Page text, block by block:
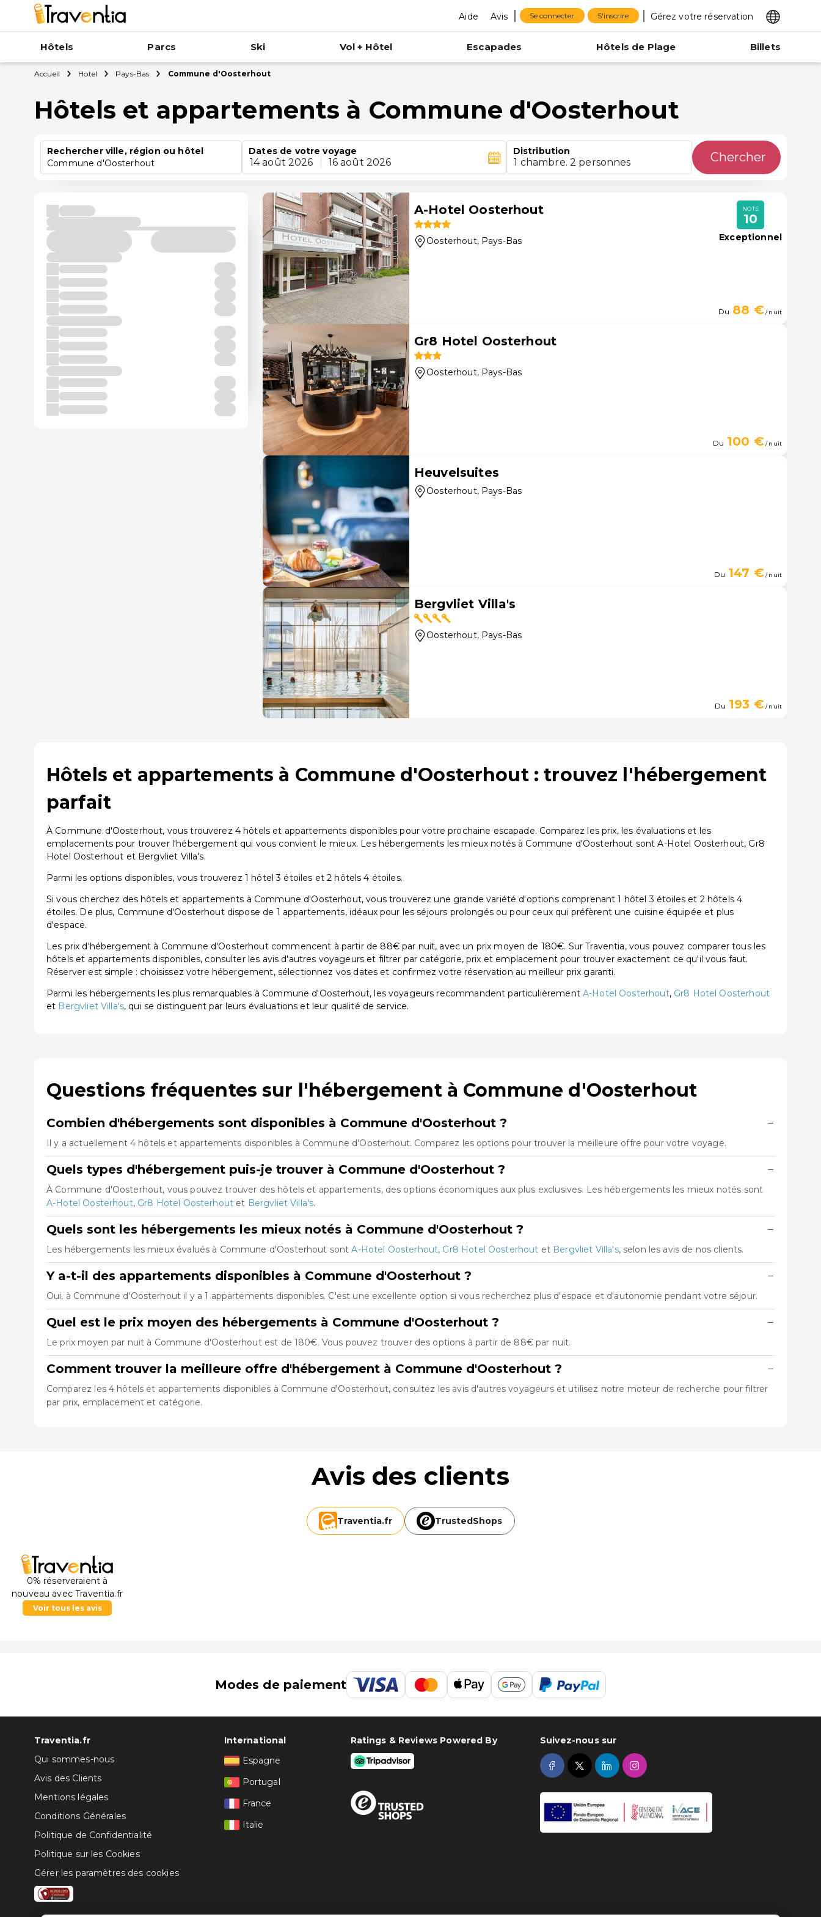
Aide Avis Se connecter S'inscrire Gérez votre réservation
Hôtels Parcs Ski Vol + Hôtel Escapades Hôtels de Plage Billets
Accueil Hotel Pays-Bas Commune d'Oosterhout
Hôtels et appartements à Commune d'Oosterhout
Rechercher ville, région ou hôtel
Commune d'Oosterhout
Dates de votre voyage
14 août 2026 16 août 2026
Distribution
1 chambre. 2 personnes Chercher
A-Hotel Oosterhout
Oosterhout, Pays-Bas
NOTE
10
Exceptionnel
Du 88 €/ nuit
Gr8 Hotel Oosterhout
Oosterhout, Pays-Bas
Du 100 €/ nuit
Heuvelsuites
Oosterhout, Pays-Bas
Du 147 €/ nuit
Bergvliet Villa's
Oosterhout, Pays-Bas
Du 193 €/ nuit
Hôtels et appartements à Commune d'Oosterhout : trouvez l'hébergement
parfait
À Commune d'Oosterhout, vous trouverez 4 hôtels et appartements disponibles pour votre prochaine escapade. Comparez les prix, les évaluations et les
emplacements pour trouver l'hébergement qui vous convient le mieux. Les hébergements les mieux notés à Commune d'Oosterhout sont A-Hotel Oosterhout, Gr8
Hotel Oosterhout et Bergvliet Villa's.
Parmi les options disponibles, vous trouverez 1 hôtel 3 étoiles et 2 hôtels 4 étoiles.
Si vous cherchez des hôtels et appartements à Commune d'Oosterhout, vous trouverez une grande variété d'options comprenant 1 hôtel 3 étoiles et 2 hôtels 4
étoiles. De plus, Commune d'Oosterhout dispose de 1 appartements, idéaux pour les séjours prolongés ou pour ceux qui préfèrent une cuisine équipée et plus
d'espace.
Les prix d'hébergement à Commune d'Oosterhout commencent à partir de 88€ par nuit, avec un prix moyen de 180€. Sur Traventia, vous pouvez comparer tous les
hôtels et appartements disponibles, consulter les avis d'autres voyageurs et filtrer par catégorie, prix et emplacement pour trouver exactement ce qu'il vous faut.
Réserver est simple : choisissez votre hébergement, sélectionnez vos dates et confirmez votre réservation au meilleur prix garanti.
Parmi les hébergements les plus remarquables à Commune d'Oosterhout, les voyageurs recommandent particulièrement A-Hotel Oosterhout, Gr8 Hotel Oosterhout
et Bergvliet Villa's, qui se distinguent par leurs évaluations et leur qualité de service.
Questions fréquentes sur l'hébergement à Commune d'Oosterhout
Combien d'hébergements sont disponibles à Commune d'Oosterhout ? −
Il y a actuellement 4 hôtels et appartements disponibles à Commune d'Oosterhout. Comparez les options pour trouver la meilleure offre pour votre voyage.
Quels types d'hébergement puis-je trouver à Commune d'Oosterhout ? −
À Commune d'Oosterhout, vous pouvez trouver des hôtels et appartements, des options économiques aux plus exclusives. Les hébergements les mieux notés sont
A-Hotel Oosterhout, Gr8 Hotel Oosterhout et Bergvliet Villa's.
Quels sont les hébergements les mieux notés à Commune d'Oosterhout ? −
Les hébergements les mieux évalués à Commune d'Oosterhout sontA-Hotel Oosterhout, Gr8 Hotel Oosterhout et Bergvliet Villa's, selon les avis de nos clients.
Y a-t-il des appartements disponibles à Commune d'Oosterhout ? −
Oui, à Commune d'Oosterhout il y a 1 appartements disponibles. C'est une excellente option si vous recherchez plus d'espace et d'autonomie pendant votre séjour.
Quel est le prix moyen des hébergements à Commune d'Oosterhout ? −
Le prix moyen par nuit à Commune d'Oosterhout est de 180€. Vous pouvez trouver des options à partir de 88€ par nuit.
Comment trouver la meilleure offre d'hébergement à Commune d'Oosterhout ? −
Comparez les 4 hôtels et appartements disponibles à Commune d'Oosterhout, consultez les avis d'autres voyageurs et utilisez notre moteur de recherche pour filtrer
par prix, emplacement et catégorie.
Avis des clients
Traventia.fr TrustedShops
0% réserveraient à
nouveau avec Traventia.fr
Voir tous les avis
Modes de paiement
Traventia.fr
Qui sommes-nous
Avis des Clients
Mentions légales
Conditions Générales
Politique de Confidentialité
Politique sur les Cookies
Gérer les paramètres des cookies
International
Espagne
Portugal
France
Italie
Ratings & Reviews Powered By Suivez-nous sur